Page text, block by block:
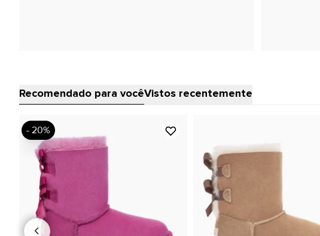
Recomendado para vocêVistos recentemente
- 20%